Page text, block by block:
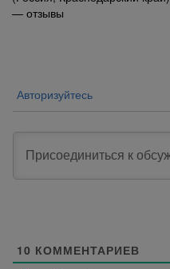
по
— отзывы
Авторизуйтесь
10 КОММЕНТАРИЕВ